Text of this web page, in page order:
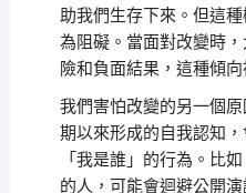
助我們生存下來。但這
為阻礙。當面對改變時
險和負面結果，這種傾
我們害怕改變的另一個
期以來形成的自我認知
「我是誰」的行為。比
的人，可能會迴避公開